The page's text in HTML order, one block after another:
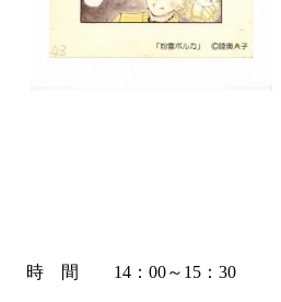
時 間 14：00～15：30